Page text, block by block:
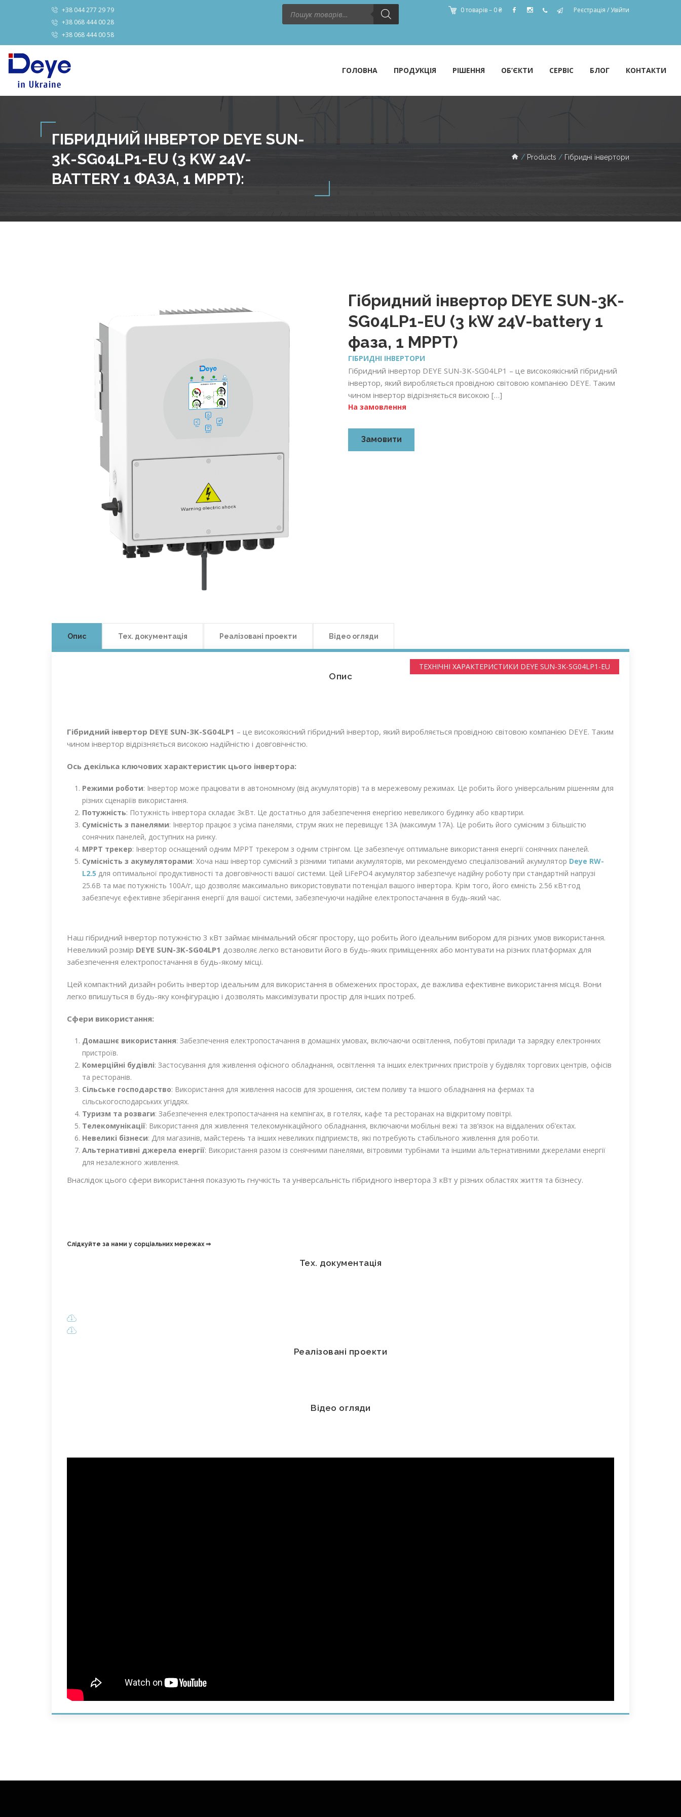
+38 044 277 29 79
+38 068 444 00 28
+38 068 444 00 58
Пошук
товарів 0 товарів – 0₴ Реєстрація /Увійти
ГОЛОВНА ПРОДУКЦІЯ РІШЕННЯ ОБ’ЄКТИ СЕРВІС БЛОГ КОНТАКТИ
ГІБРИДНИЙ ІНВЕРТОР DEYE SUN-
3K-SG04LP1-EU (3 KW 24V-
BATTERY 1 ФАЗА, 1 MPPT):
Products Гібридні інвертори
Гібридний інвертор DEYE SUN-3K-
SG04LP1-EU (3 kW 24V-battery 1
фаза, 1 MPPT)
ГІБРИДНІ ІНВЕРТОРИ
Гібридний інвертор DEYE SUN-3K-SG04LP1 – це високоякісний гібридний
інвертор, який виробляється провідною світовою компанією DEYE. Таким
чином інвертор відрізняється високою […]
На замовлення
Замовити
Опис Тех. документація Реалізовані проекти Відео огляди
Опис
Гібридний інвертор DEYE SUN-3K-SG04LP1 – це високоякісний гібридний інвертор, який виробляється провідною світовою компанією DEYE. Таким
чином інвертор відрізняється високою надійністю і довговічністю.
Ось декілька ключових характеристик цього інвертора:
Режими роботи: Інвертор може працювати в автономному (від акумуляторів) та в мережевому режимах. Це робить його універсальним рішенням для
різних сценаріїв використання.
Потужність: Потужність інвертора складає 3кВт. Це достатньо для забезпечення енергією невеликого будинку або квартири.
Сумісність з панелями: Інвертор працює з усіма панелями, струм яких не перевищує 13А (максимум 17А). Це робить його сумісним з більшістю
сонячних панелей, доступних на ринку.
MPPT трекер: Інвертор оснащений одним MPPT трекером з одним стрінгом. Це забезпечує оптимальне використання енергії сонячних панелей.
Сумісність з акумуляторами: Хоча наш інвертор сумісний з різними типами акумуляторів, ми рекомендуємо спеціалізований акумулятор Deye RW-
L2.5 для оптимальної продуктивності та довговічності вашої системи. Цей LiFePO4 акумулятор забезпечує надійну роботу при стандартній напрузі
25.6В та має потужність 100А/г, що дозволяє максимально використовувати потенціал вашого інвертора. Крім того, його ємність 2.56 кВт·год
забезпечує ефективне зберігання енергії для вашої системи, забезпечуючи надійне електропостачання в будь-який час.
Наш гібридний інвертор потужністю 3 кВт займає мінімальний обсяг простору, що робить його ідеальним вибором для різних умов використання.
Невеликий розмір DEYE SUN-3K-SG04LP1 дозволяє легко встановити його в будь-яких приміщеннях або монтувати на різних платформах для
забезпечення електропостачання в будь-якому місці.
Цей компактний дизайн робить інвертор ідеальним для використання в обмежених просторах, де важлива ефективне використання місця. Вони
легко впишуться в будь-яку конфігурацію і дозволять максимізувати простір для інших потреб.
Сфери використання:
Домашнє використання: Забезпечення електропостачання в домашніх умовах, включаючи освітлення, побутові прилади та зарядку електронних
пристроїв.
Комерційні будівлі: Застосування для живлення офісного обладнання, освітлення та інших електричних пристроїв у будівлях торгових центрів, офісів
та ресторанів.
Сільське господарство: Використання для живлення насосів для зрошення, систем поливу та іншого обладнання на фермах та
сільськогосподарських угіддях.
Туризм та розваги: Забезпечення електропостачання на кемпінгах, в готелях, кафе та ресторанах на відкритому повітрі.
Телекомунікації: Використання для живлення телекомунікаційного обладнання, включаючи мобільні вежі та зв’язок на віддалених об’єктах.
Невеликі бізнеси: Для магазинів, майстерень та інших невеликих підприємств, які потребують стабільного живлення для роботи.
Альтернативні джерела енергії: Використання разом із сонячними панелями, вітровими турбінами та іншими альтернативними джерелами енергії
для незалежного живлення.
Внаслідок цього сфери використання показують гнучкість та універсальність гібридного інвертора 3 кВт у різних областях життя та бізнесу.
Слідкуйте за нами у сорціальних мережах ⇒
Тех. документація
ІНСТРУКЦІЯ DEYE SUN-3K-SG04LP1-EU
ТЕХНІЧНІ ХАРАКТЕРИСТИКИ DEYE SUN-3K-SG04LP1-EU
Реалізовані проекти
Відео огляди